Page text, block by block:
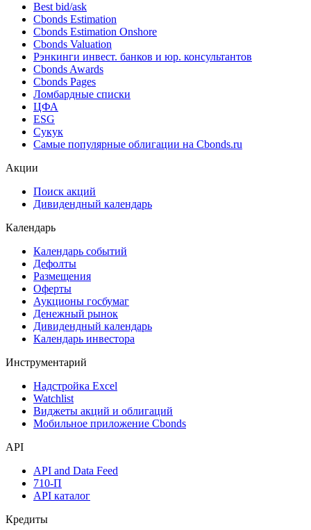
Best bid/ask
Cbonds Estimation
Cbonds Estimation Onshore
Cbonds Valuation
Рэнкинги инвест. банков и юр. консультантов
Cbonds Awards
Cbonds Pages
Ломбардные списки
ЦФА
ESG
Сукук
Самые популярные облигации на Cbonds.ru
Акции
Поиск акций
Дивидендный календарь
Календарь
Календарь событий
Дефолты
Размещения
Оферты
Аукционы госбумаг
Денежный рынок
Дивидендный календарь
Календарь инвестора
Инструментарий
Надстройка Excel
Watchlist
Виджеты акций и облигаций
Мобильное приложение Cbonds
API
API and Data Feed
710-П
API каталог
Кредиты